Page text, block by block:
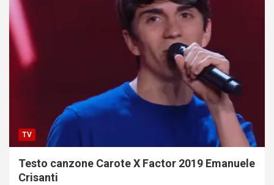
TV
Testo canzone Carote X Factor 2019 Emanuele
Crisanti